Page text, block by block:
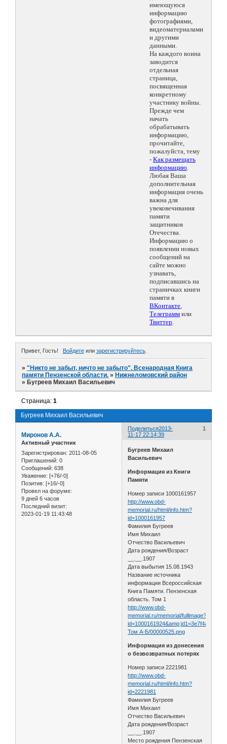
имеющуюся
информацию
фотографиями,
видеоматериалами
и другими
данными.
На каждого воина
заводится
отдельная
страница,
посвященная
конкретному
участнику войны.
Прежде чем
начать
обрабатывать
информацию,
прочитайте,
пожалуйста, тему
- Как размещать
информацию.
Любая Ваша
дополнительная
информация очень
важна для
увековечивания
памяти
защитников
Отечества.
Информацию о
появлении новых
сообщений на
сайте можно
узнавать,
подписавшись на
страничках книги
памяти в
ВКонтакте,
Телеграмм или
Твиттер.
Привет, Гость! Войдитеили зарегистрируйтесь.
»"Никто не забыт, ничто не забыто". Всенародная Книга
памяти Пензенской области. » Нижнеломовский район
» Бугреев Михаил Васильевич
Бугреев Михаил Васильевич
Страница:1
Поделиться 1
2013-
11-17 22:14:39
Миронов А.А.
Активный участник
Зарегистрирован: 2011-08-05
Приглашений: 0
Сообщений: 638
Уважение: [+76/-0]
Позитив: [+16/-0]
Провел на форуме:
9 дней 6 часов
Последний визит:
2023-01-19 11:43:48
Бугреев Михаил
Васильевич
Информация из Книги
Памяти
Номер записи 1000161957
http://www.obd-
memorial.ru/html/info.htm?
id=1000161957
Фамилия Бугреев
Имя Михаил
Отчество Васильевич
Дата рождения/Возраст
__.__.1907
Дата выбытия 15.08.1943
Название источника
информации Всероссийская
Книга Памяти. Пензенская
область. Том 1
http://www.obd-
memorial.ru/memorial/fullimage?
Том А-Б/00000525.png
Информация из донесения
о безвозвратных потерях
Номер записи 2221981
http://www.obd-
memorial.ru/html/info.htm?
id=2221981
Фамилия Бугреев
Имя Михаил
Отчество Васильевич
Дата рождения/Возраст
__.__.1907
Место рождения Пензенская